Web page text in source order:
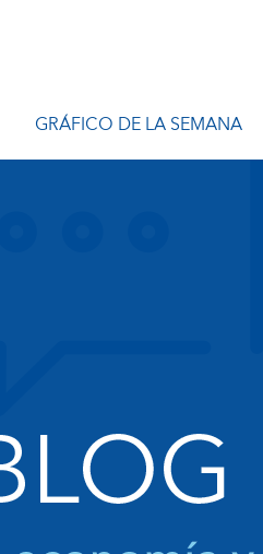
GRÁFICO DE LA SEMANA